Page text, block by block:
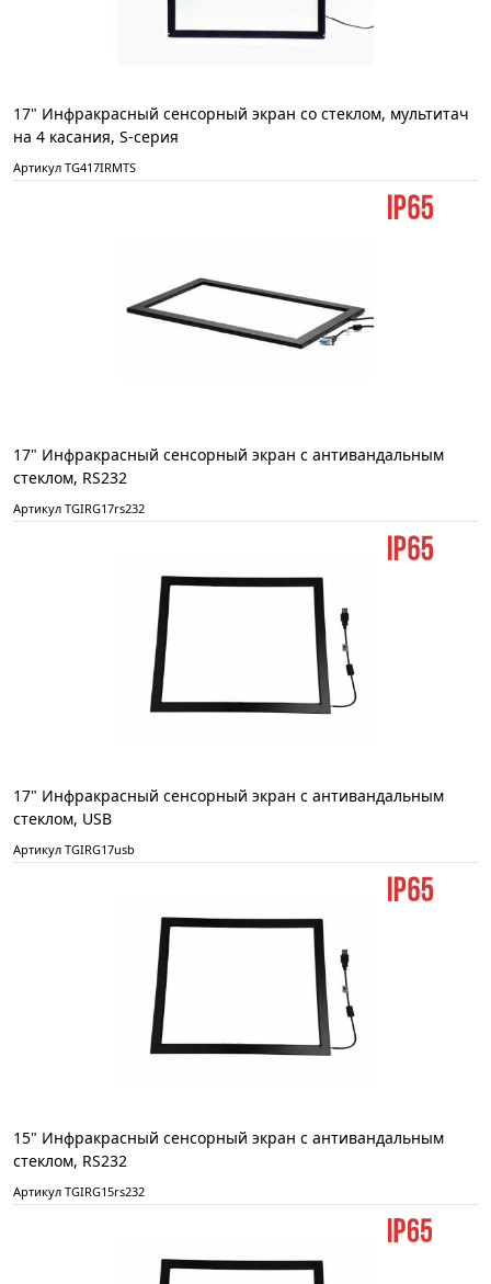
17" Инфракрасный сенсорный экран со стеклом, мультитач
на 4 касания, S-серия
Артикул TG417IRMTS
17" Инфракрасный сенсорный экран с антивандальным
стеклом, RS232
Артикул TGIRG17rs232
17" Инфракрасный сенсорный экран с антивандальным
стеклом, USB
Артикул TGIRG17usb
15" Инфракрасный сенсорный экран с антивандальным
стеклом, RS232
Артикул TGIRG15rs232